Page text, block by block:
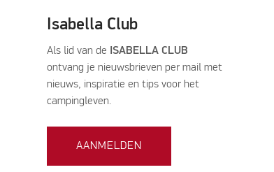
Isabella Club
Als lid van de ISABELLA CLUB
ontvang je nieuwsbrieven per mail met
nieuws, inspiratie en tips voor het
campingleven.
AANMELDEN